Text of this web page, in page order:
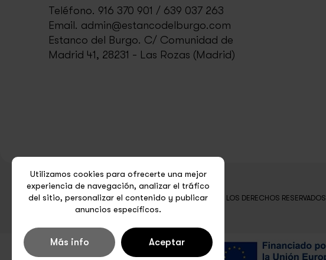
Utilizamos cookies para ofrecerte una mejor
experiencia de navegación, analizar el tráfico
del sitio, personalizar el contenido y publicar
anuncios específicos.
Aceptar
Más info
Teléfono. 916 370 901 / 639 037 263
Email. admin@estancodelburgo.com
Estanco del Burgo. C/ Comunidad de
Madrid 41, 28231 - Las Rozas (Madrid)
COPYRIGHT © 2026 ESTANCO DEL BURGO. TODOS LOS DERECHOS RESERVADOS